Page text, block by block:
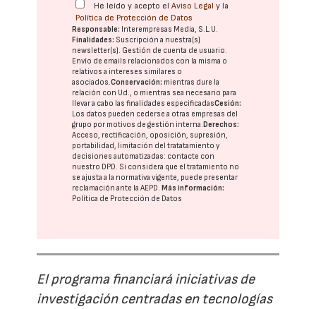
He leído y acepto elAviso Legal y la
Política de Protección de Datos
Responsable: Interempresas Media, S.L.U.
Finalidades: Suscripción a nuestra(s)
newsletter(s). Gestión de cuenta de usuario.
Envío de emails relacionados con la misma o
relativos a intereses similares o
asociados.Conservación: mientras dure la
relación con Ud., o mientras sea necesario para
llevar a cabo las finalidades especificadasCesión:
Los datos pueden cederse a otras empresas del
grupo por motivos de gestión interna. Derechos:
Acceso, rectificación, oposición, supresión,
portabilidad, limitación del tratatamiento y
decisiones automatizadas: contacte con
nuestro DPD. Si considera que el tratamiento no
se ajusta a la normativa vigente, puede presentar
reclamación ante laAEPD. Más información:
Política de Protección de Datos
El programa financiará iniciativas de
investigación centradas en tecnologías